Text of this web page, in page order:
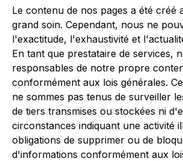
Le contenu de nos pages a été créé
grand soin. Cependant, nous ne
l'exactitude, l'exhaustivité et
En tant que prestataire de services,
responsables de notre propre
conformément aux lois générales.
ne sommes pas tenus de surveiller
de tiers transmises ou stockées ni
circonstances indiquant une activité
obligations de supprimer ou de
d'informations conformément aux